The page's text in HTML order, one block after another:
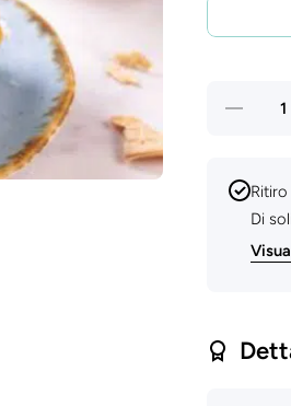
Diminuisci
s.p. kg 3 -
Martini
Di